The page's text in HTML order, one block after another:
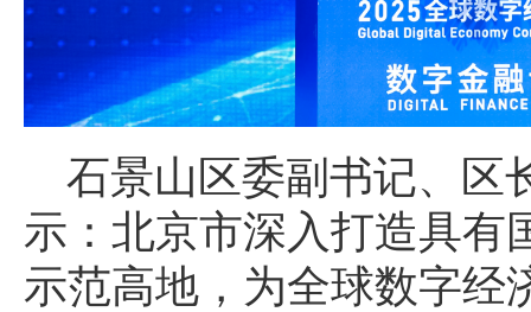
石景山区委副书记、区
示：北京市深入打造具有
示范高地，为全球数字经